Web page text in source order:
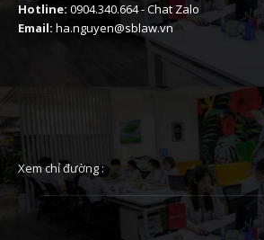
Hotline: 0904.340.664-Chat Zalo
Email: ha.nguyen@sblaw.vn
Xem chỉ đường :